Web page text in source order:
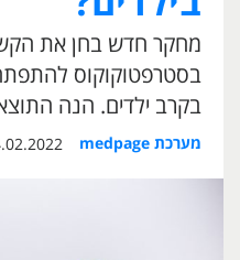
מחקר חדש בחן את
בסטרפטוקוקוס
בקרב ילדים. הנה
מערכת medpage 14:27